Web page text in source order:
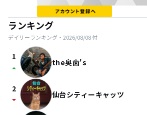
ランキング
デイリーランキング・ 2026/08/08付
1
arrow_drop_up the奥歯's
2
arrow_drop_down 仙台シティーキャッツ